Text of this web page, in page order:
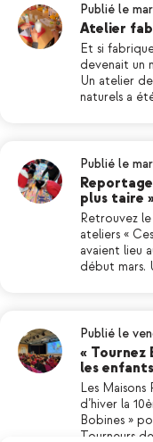
Publié le
Atelier
Et si
devenait un
Un atelier
naturels a
Publié le
Reportage
plus taire
Retrouvez
ateliers «
avaient lieu
début
Publié le
« Tournez
les
Les
d’hiver la
Bobines »
Tourneurs